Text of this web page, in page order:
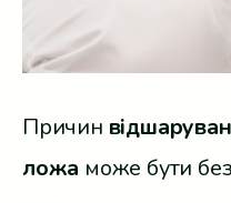
Причин
ложа може бути